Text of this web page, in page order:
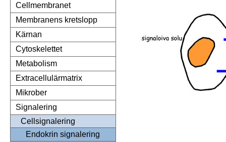
Cellmembranet
Membranens kretslopp
Kärnan
Cytoskelettet
Metabolism
Extracellulärmatrix
Mikrober
Signalering
Cellsignalering
Endokrin signalering